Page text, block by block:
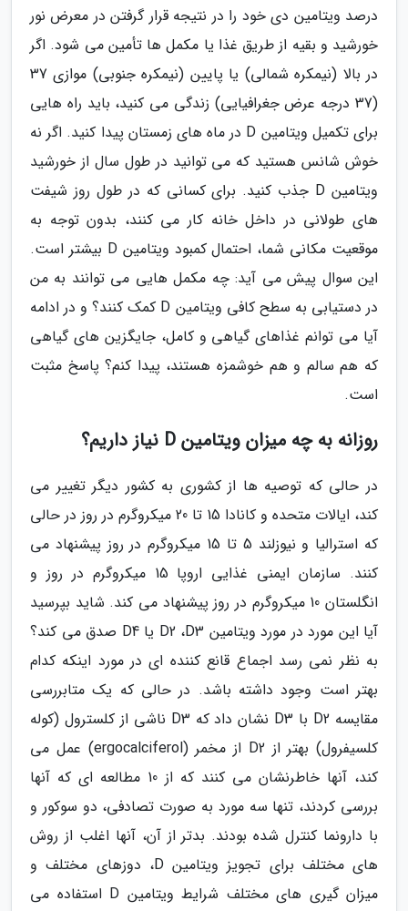
درصد ویتامین دی خود را در نتیجه قرار گرفتن در معرض نور
خورشید و بقیه از طریق غذا یا مکمل ها تأمین می شود. اگر
در بالا (نیمکره شمالی) یا پایین (نیمکره جنوبی) موازی 37
(37 درجه عرض جغرافیایی) زندگی می کنید، باید راه هایی
برای تکمیل ویتامین D در ماه های زمستان پیدا کنید. اگر نه
خوش شانس هستید که می توانید در طول سال از خورشید
ویتامین D جذب کنید. برای کسانی که در طول روز شیفت
های طولانی در داخل خانه کار می کنند، بدون توجه به
موقعیت مکانی شما، احتمال کمبود ویتامین D بیشتر است.
این سوال پیش می آید: چه مکمل هایی می توانند به من
در دستیابی به سطح کافی ویتامین D کمک کنند؟ و در ادامه
آیا می توانم غذاهای گیاهی و کامل، جایگزین های گیاهی
که هم سالم و هم خوشمزه هستند، پیدا کنم؟ پاسخ مثبت
است.
روزانه به چه میزان ویتامین D نیاز داریم؟
در حالی که توصیه ها از کشوری به کشور دیگر تغییر می
کند، ایالات متحده و کانادا 15 تا 20 میکروگرم در روز در حالی
که استرالیا و نیوزلند 5 تا 15 میکروگرم در روز پیشنهاد می
کنند. سازمان ایمنی غذایی اروپا 15 میکروگرم در روز و
انگلستان 10 میکروگرم در روز پیشنهاد می کند. شاید بپرسید
آیا این مورد در مورد ویتامین D2 ،D3 یا D4 صدق می کند؟
به نظر نمی رسد اجماع قانع کننده ای در مورد اینکه کدام
بهتر است وجود داشته باشد. در حالی که یک متابررسی
مقایسه D2 با D3 نشان داد که D3 ناشی از کلسترول (کوله
کلسیفرول) بهتر از D2 از مخمر (ergocalciferol) عمل می
کند، آنها خاطرنشان می کنند که از 10 مطالعه ای که آنها
بررسی کردند، تنها سه مورد به صورت تصادفی، دو سوکور و
با دارونما کنترل شده بودند. بدتر از آن، آنها اغلب از روش
های مختلف برای تجویز ویتامین D، دوزهای مختلف و
میزان گیری های مختلف شرایط ویتامین D استفاده می